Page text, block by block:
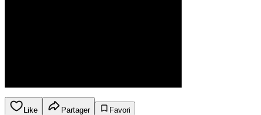
Like Partager
Favori